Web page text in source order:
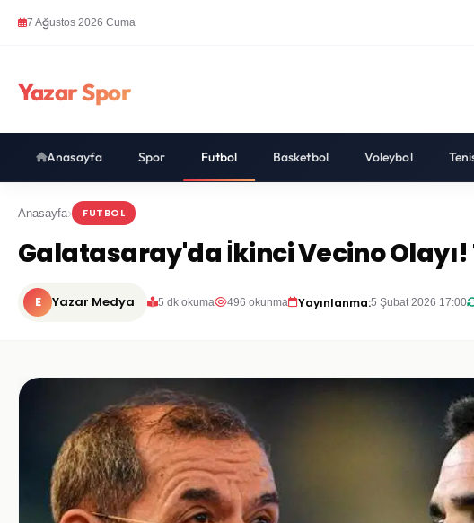
7 Ağustos 2026 Cuma
Yazar Spor
Anasayfa Spor Futbol Basketbol Voleybol
Anasayfa FUTBOL
Galatasaray'da İkinci Vecino
E Yazar Medya 5 dk okuma 496 okunma Yayınlanma:5 Şubat 2026 17:00